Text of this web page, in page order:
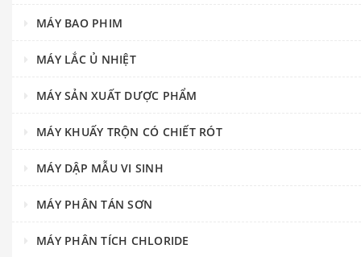
MÁY BAO PHIM
MÁY LẮC Ủ NHIỆT
MÁY SẢN XUẤT DƯỢC PHẨM
MÁY KHUẤY TRỘN CÓ CHIẾT RÓT
MÁY DẬP MẪU VI SINH
MÁY PHÂN TÁN SƠN
MÁY PHÂN TÍCH CHLORIDE